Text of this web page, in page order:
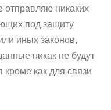
никаких
под защиту
иных законов,
никак не будут
как для связи